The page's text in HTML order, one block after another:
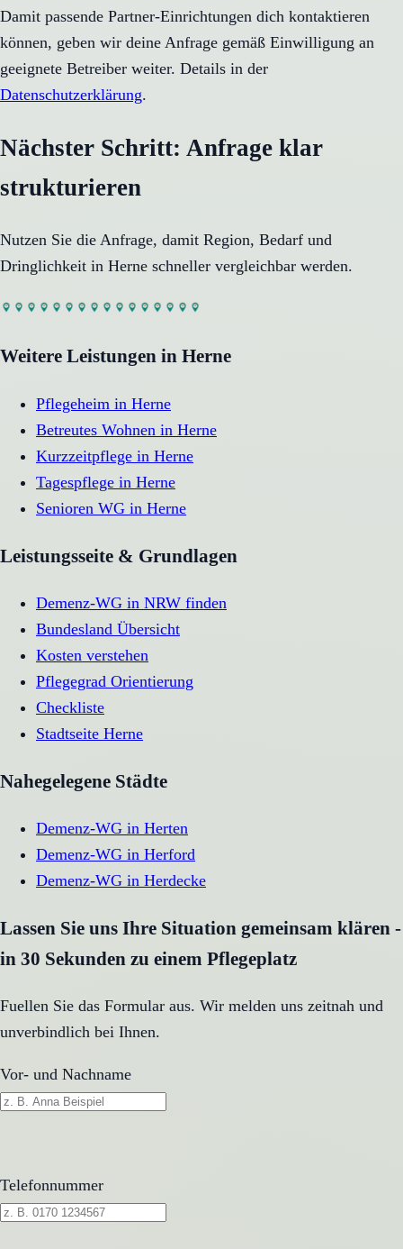
Damit passende Partner-Einrichtungen dich kontaktieren
können, geben wir deine Anfrage gemäß Einwilligung an
geeignete Betreiber weiter. Details in der
Datenschutzerklärung.
Nächster Schritt: Anfrage klar
strukturieren
Nutzen Sie die Anfrage, damit Region, Bedarf und
Dringlichkeit in Herne schneller vergleichbar werden.
Weitere Leistungen in Herne
Pflegeheim in Herne
Betreutes Wohnen in Herne
Kurzzeitpflege in Herne
Tagespflege in Herne
Senioren WG in Herne
Leistungsseite & Grundlagen
Demenz-WG in NRW finden
Bundesland Übersicht
Kosten verstehen
Pflegegrad Orientierung
Checkliste
Stadtseite Herne
Nahegelegene Städte
Demenz-WG in Herten
Demenz-WG in Herford
Demenz-WG in Herdecke
Lassen Sie uns Ihre Situation gemeinsam klären -
in 30 Sekunden zu einem Pflegeplatz
Fuellen Sie das Formular aus. Wir melden uns zeitnah und
unverbindlich bei Ihnen.
Vor- und Nachname
Telefonnummer